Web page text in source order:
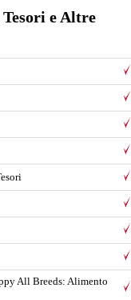
e Altre
All Breeds: Alimento